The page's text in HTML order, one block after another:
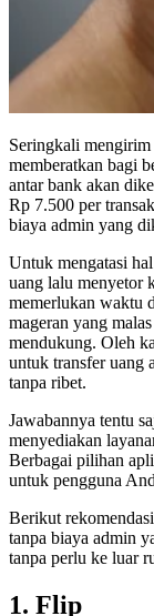
Seringkali mengirim
memberatkan bagi
antar bank akan
Rp 7.500 per
biaya admin yang
Untuk mengatasi
uang lalu menyetor
memerlukan waktu
mageran yang
mendukung. Oleh
untuk transfer uang
tanpa ribet.
Jawabannya tentu
menyediakan
Berbagai pilihan
untuk pengguna
Berikut
tanpa biaya admin
tanpa perlu ke luar
1. Flip